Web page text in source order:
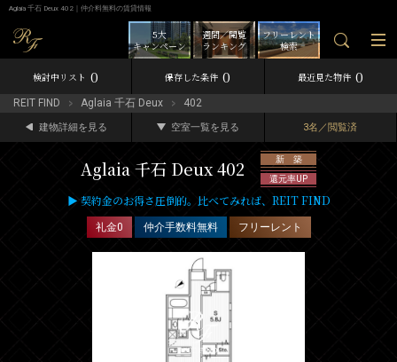
Aglaia 千石 Deux 402｜仲介料無料の賃貸情報
フリーレント
検索
週間／閲覧
ランキング
5大
キャンペーン
検討中リスト 0 保存した条件 0 最近見た物件 0
REIT FIND Aglaia 千石 Deux 402
建物詳細を見る 空室一覧を見る 3名／閲覧済
Aglaia 千石 Deux 402
新 築
還元率UP
▶ 契約金のお得さ圧倒的。比べてみれば、REIT FIND
礼金0 仲介手数料無料 フリーレント